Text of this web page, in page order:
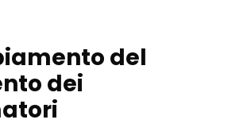
del
dei